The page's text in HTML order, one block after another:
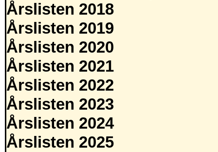
Årslisten 2018
Årslisten 2019
Årslisten 2020
Årslisten 2021
Årslisten 2022
Årslisten 2023
Årslisten 2024
Årslisten 2025